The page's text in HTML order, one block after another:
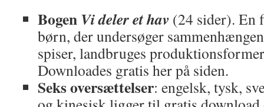
BogenVi deler et hav (24 sider). En
børn, der undersøger
spiser, landbruges
Downloades gratis her på siden.
Seks oversættelser: engelsk, tysk,